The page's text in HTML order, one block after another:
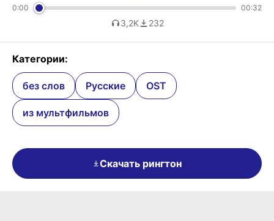
0:00 00:32
3,2K 232
Категории:
без слов Русские OST
из мультфильмов
Скачать рингтон